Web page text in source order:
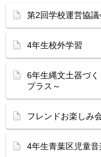
第2回学校運営協議
4年生校外学習
6年生縄文土器づ
プラス～
フレンドお楽しみ
4年生青葉区児童音